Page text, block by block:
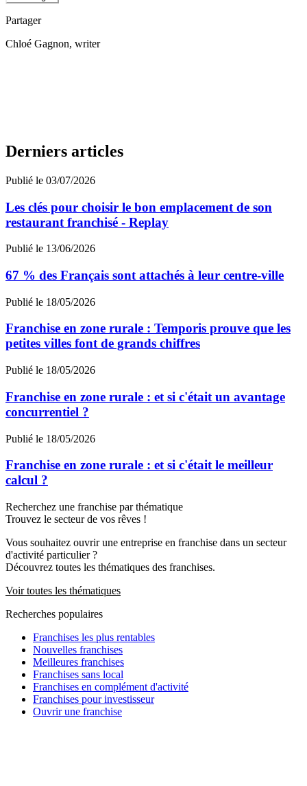
Partager
Chloé Gagnon, writer
Derniers articles
Publié le 03/07/2026
Les clés pour choisir le bon emplacement de son
restaurant franchisé - Replay
Publié le 13/06/2026
67 % des Français sont attachés à leur centre-ville
Publié le 18/05/2026
Franchise en zone rurale : Temporis prouve que les
petites villes font de grands chiffres
Publié le 18/05/2026
Franchise en zone rurale : et si c'était un avantage
concurrentiel ?
Publié le 18/05/2026
Franchise en zone rurale : et si c'était le meilleur
calcul ?
Recherchez une franchise par thématique
Trouvez le secteur de vos rêves !
Vous souhaitez ouvrir une entreprise en franchise dans un secteur
d'activité particulier ?
Découvrez toutes les thématiques des franchises.
Voir toutes les thématiques
Recherches populaires
Franchises les plus rentables
Nouvelles franchises
Meilleures franchises
Franchises sans local
Franchises en complément d'activité
Franchises pour investisseur
Ouvrir une franchise